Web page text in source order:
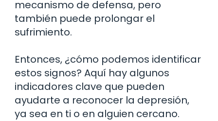
mecanismo de defensa, pero
también puede prolongar el
sufrimiento.
Entonces, ¿cómo podemos identificar
estos signos? Aquí hay algunos
indicadores clave que pueden
ayudarte a reconocer la depresión,
ya sea en ti o en alguien cercano.